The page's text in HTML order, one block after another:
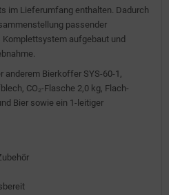
im Lieferumfang enthalten. Dadurch
passender
aufgebaut und
anderem Bierkoffer SYS-60-1,
CO₂-Flasche 2,0 kg, Flach-
Bier sowie ein 1-leitiger